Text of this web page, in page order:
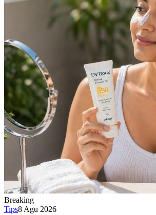
Breaking
Tips8 Agu 2026